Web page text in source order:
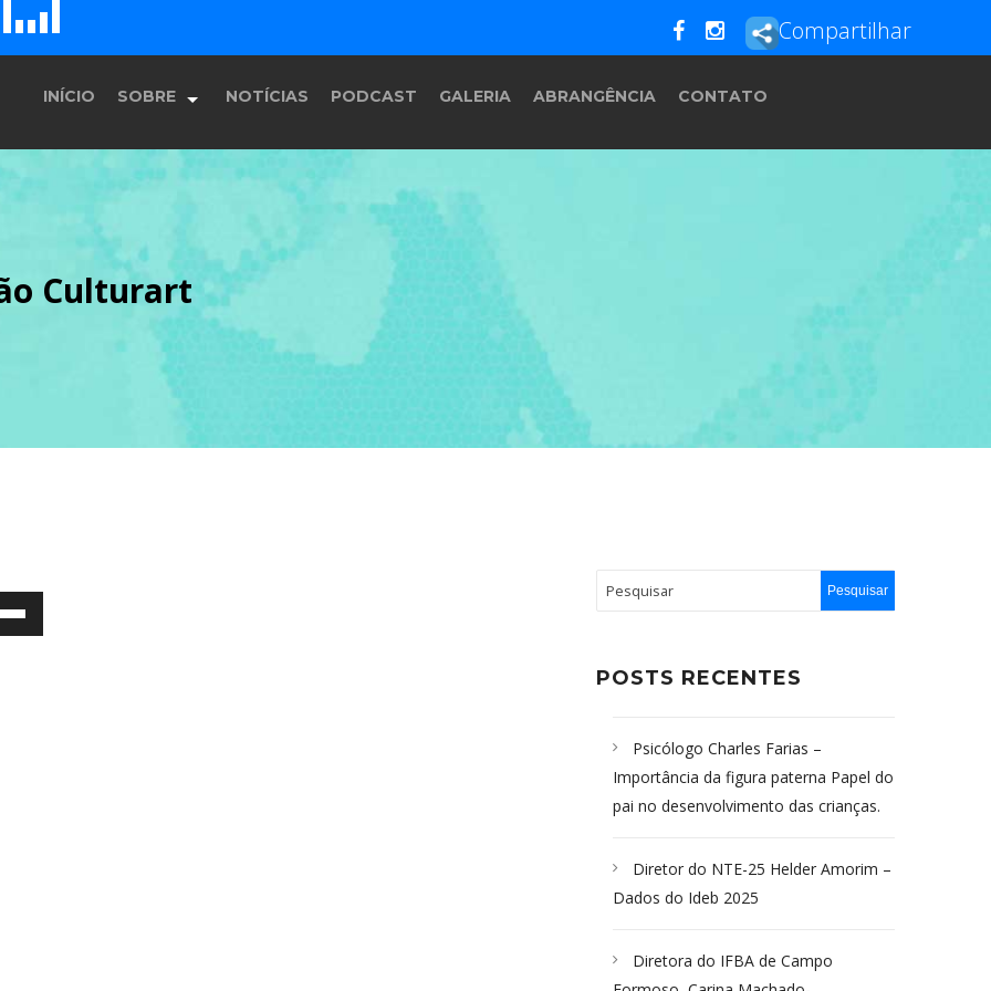
E F G Compartilhar
INÍCIO SOBRE
História
Equipe
Programação
NOTÍCIAS PODCAST GALERIA ABRANGÊNCIA CONTATO
Culturart
POSTS RECENTES
Psicólogo Charles Farias –
Importância da figura paterna Papel do
pai no desenvolvimento das crianças.
Diretor do NTE-25 Helder Amorim –
Dados do Ideb 2025
Diretora do IFBA de Campo